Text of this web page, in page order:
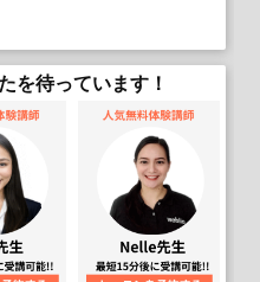
を待っています！